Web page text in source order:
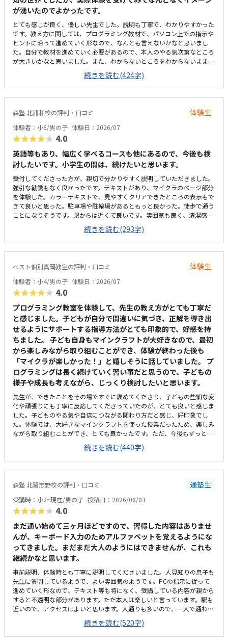
面を考えると仕方がない部分でもあり、安心して送り迎えができる環境だ
と思っています。教室内は全体的にきれいに整っており、落ち着いた雰囲
気で学べる環境だと感じました。設備もきちんと手入れされていて、パソ
コンや机まわりも清潔に保たれているため、子どもが安心して集中できる
空間になっています。初めてのプログラミング学習でも不安なく取り組め
る環境が整っている点は、とても良い印象でした。教室の割引制度がある
ことで助かってはいますが、正規料金だけを見るとやはり高いと感じてい
ます。今は割引があるから続けられていますが、もしこの制度がなくなっ
ると景品と交換できる仕組みになっているため、子どもも毎回楽しみにし
ともなく、安心して続けられています。上記でお話したとおり、教室の雰
囲気や指導の進め方、独自の取り組みなど、総合的に満足しています。子
どもが楽しく通えており、成長を実感できる点が何よりありがたいです。
今後もこのまま安心して続けられればと思っています。
が湧いたのでよかったです。
とても感じが良く、優しい先生でした。説明も丁寧で、わかりやすかった
です。教え方に関しては、プログラミング教材で、パソコン上での指示や
ヒントに沿って進めていく形なので、なんとも言えないかなと思いまし
た。自分で教材を進めていく必要があるので、本人のやる気次第なところ
が大きいかなと思いました。また、わからないところをわからないまま適
当に進めず、きちんと質問し、確認しながらできるかどうかが懸念点で
す。家から近く、徒歩で子ども1人でも通わせることができそうなので、
そこは魅力的だなと思いました。こじんまりとした教室ですが、机や椅子
は綺麗でした。余計なものが置かれていないので勉強に集中できそうな環
境だと思いました。月額は習い事の中では高めかなと思います。ただ、パ
ソコンとその中にある教材を使用するため、高くなってしまうのは仕方な
いかなとも思います。マイクラが使われているということで子どもが興味
を持っていました。遊び感覚で学んでいけるのは良いと思います。
続きを読む(424字)
森塾 北浦和校の評判・口コミ 体験生
体験者：小6/男の子 体験日：2026/07
★★★★★ 4.0
英語等もあり、幅広く学べるコースも他にあるので、今後も検
討したいです。小学生の間は、続けたいと思います。
受付してくださった方が、親切で分かりやすく説明していただきました。
強引な勧誘もなく良かったです。テキストがあり、マイクラのページ部分
を体験した。カラーテキストで、見やすくクリアできたところの表示もで
きて良いと思った。駐車場や駐輪場があるともっと良かった。徒歩で通う
ことになりそうです。駅からは近くて良いです。雰囲気も良く、清潔感も
あった。部屋が区切られていて、個人スペースも確保されていて良かっ
た。基本料金以外に、追加料金があまり無さそうで良かった。できれば、
毎月1万以内で通いたいです。子供に熱心に話しかけてくださったり、褒
めてくださって、子供が頑張ろうという気持ちになれて良かった。
続きを読む(293字)
ベスト個別真岡教室の評判・口コミ 体験生
体験者：小4/男の子 体験日：2026/07
★★★★★ 4.0
プログラミング教室を体験して、先生の教え方がとても丁寧だ
と感じました。子どもが自分で間違いに気づき、正解を導き出
せるようにサポートする指導方法がとても印象的で、好感を持
ちました。 子ども自身もマインクラフトが大好きなので、最初
から楽しみながら取り組むことができ、体験が終わった後も
「マイクラが楽しかった！」と嬉しそうに話していました。 プ
ログラミングは長く続けていく習い事だと思うので、子どもの
様子や成長も考えながら、じっくり検討したいと思います。
先生が、できたことをその場ですぐに褒めてくださり、子どもの些細な変
化や頑張りにも丁寧に反応してくださっていたのが、とても良いと感じま
した。子どものやる気や自信につながる関わり方だと感じ、好印象でし
た。体験では、大好きなマインクラフトを使った授業だったため、楽しみ
ながら取り組むことができ、とても良かったです。ただ、今後もずっとマ
インクラフトを使った内容ではないと伺ったので、その後も興味を持って
取り組めるかどうかは少し気になる点でした。教室は自宅から15分ほどの
距離にあり、通いやすいと感じました。また、駐車場もあるため、送り迎
えもしやすく、安心して通わせられる環境だと思いました。教室は一人ひ
とりの席が完全に仕切られているわけではありませんが、壁などで視線が
分散しにくい工夫がされており、集中しやすい雰囲気だと感じました。月
4回（1回50分）で約12,000円という料金は、我が家にとってはやや高く
感じますが、プログラミング教室の相場を考えると、妥当な金額なのかな
と思いました。
続きを読む(440字)
森塾 北習志野校の評判・口コミ 通塾生
受講時：小2~現在/男の子 投稿日：2026/08/03
★★★★★ 4.0
まだ通い始めて三ヶ月ほどですので、習得した内容はありませ
んが、キーボード入力のためアルファベットを覚えるようにな
ってきました。まだまだ大人のようにはできませんが、これも
継続かなと思います。
事前説明、体験時とも丁寧に説明してくださいました。人見知りの息子も
先生に質問しているようで、よい雰囲気のようです。PCの指示に従って
進めていく形なので、テキスト等も特になく、受講している内容が親から
すると不透明な部分があります。ただ本人は楽しいと言っています。駅も
近いので、アクセスはよいと思います。人通りも多いので、一人で通わせ
てもそんなに問題ないかと思います。ただビルが少し古いので、子供から
すると怖いかもしれません。高校受験を主とする塾なので、小2の息子か
らすると静かかなと思います。ただそのぶん騒がずいるようなので、雰囲
続きを読む(520字)